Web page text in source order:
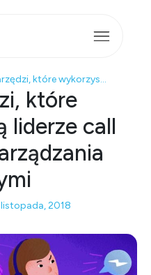
5 narzędzi, które wykorzystują liderze call center do zarządzania danymi
które
liderze call
listopada, 2018